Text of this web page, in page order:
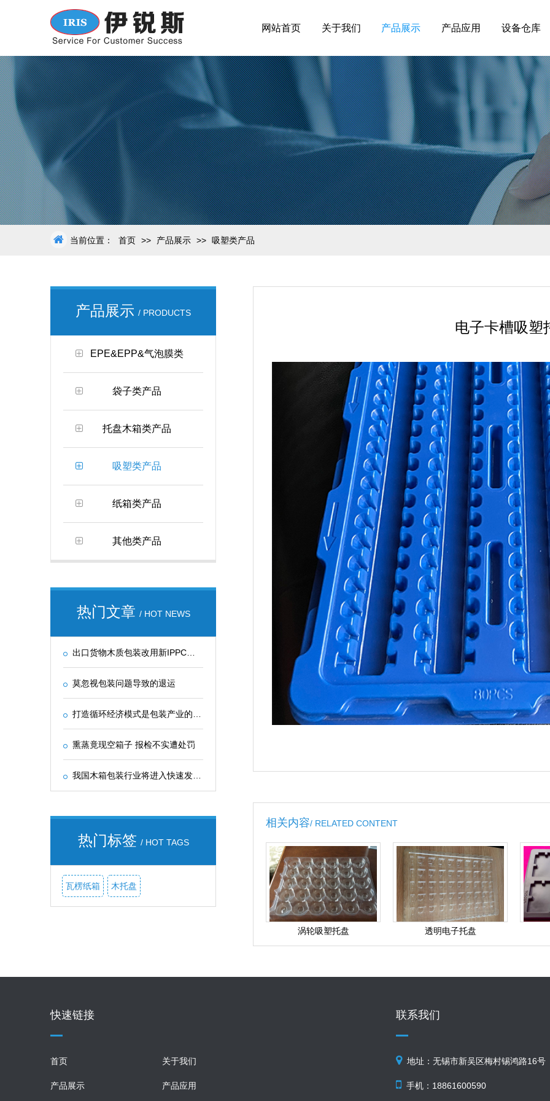
网站首页 关于我们 产品展示 产品应用 设备仓库
当前位置： 首页 >> 产品展示 >> 吸塑类产品
产品展示 / PRODUCTS
EPE&EPP&气泡膜类
袋子类产品
托盘木箱类产品
吸塑类产品
纸箱类产品
其他类产品
热门文章 / HOT NEWS
出口货物木质包装改用新IPPC标识
莫忽视包装问题导致的退运
打造循环经济模式是包装产业的主任务 包装产业作为支撑我
熏蒸竟现空箱子 报检不实遭处罚
我国木箱包装行业将进入快速发展期
热门标签 / HOT TAGS
瓦楞纸箱 木托盘
电子卡槽吸塑
相关内容/ RELATED CONTENT
涡轮吸塑托盘 透明电子托盘
快速链接
首页 关于我们
产品展示 产品应用
联系我们
地址：无锡市新吴区梅村锡鸿路16号
手机：18861600590